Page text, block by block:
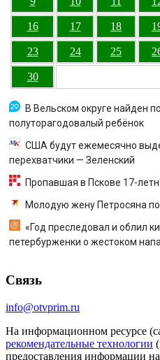
16 17 18
23 24 25
30
В Вельском округе найден
полуторагодовалый ребёнок
США будут ежемесячно
перехватчики — Зеленский
Пропавшая в Пскове 17-
Молодую жену Петросяна
«Год преследовал и облил
петербурженки о жестоком
Связь
info@otvprim.ru
На информационном ресурсе
рекомендательные технологии
предоставления информации